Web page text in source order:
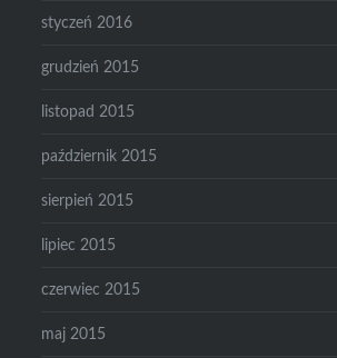
styczeń 2016
grudzień 2015
listopad 2015
październik 2015
sierpień 2015
lipiec 2015
czerwiec 2015
maj 2015